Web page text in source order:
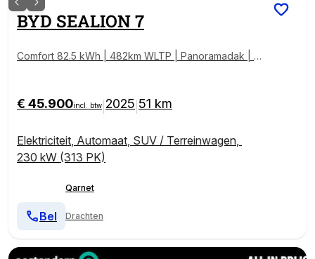
BYD SEALION 7
Comfort 82.5 kWh | 482km WLTP | Panoramadak | D
€ 45.900incl. btw 2025 51 km
Elektriciteit, Automaat, SUV / Terreinwagen,
230 kW (313 PK)
Qarnet
Drachten
Bel